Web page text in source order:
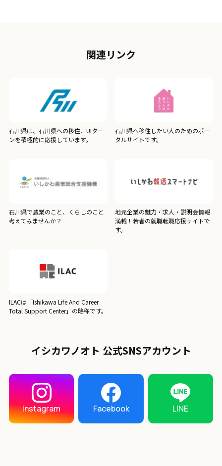
関連リンク
石川県は、石川県への移住、UIター
ンを積極的に応援しています。
石川県へ移住したい人のためのポー
タルサイトです。
石川県で農業のこと、くらしのこと
考えてみませんか？
地元企業の魅力・求人・説明会情報
満載！若者の就職転職応援サイトで
す。
ILACは「Ishikawa Life And Career
Total Support Center」の略称です。
イシカワノオト 公式SNSアカウント
Instagram Facebook LINE